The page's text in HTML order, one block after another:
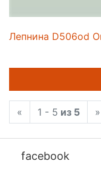
Лепнина D506od
« 1 - 5 из 5 »
facebook